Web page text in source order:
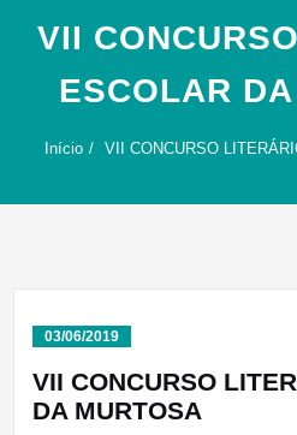
VII
ESCOLAR
Início VII CONCURSO
03/06/2019
VII CONCURSO
DA MURTOSA